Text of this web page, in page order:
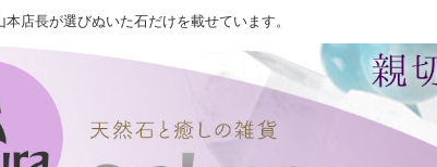
店長が選びぬいた石だけを載せています。